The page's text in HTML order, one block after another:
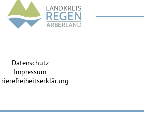
Datenschutz
Impressum